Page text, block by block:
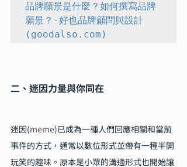
品牌願景是什麼？如何撰寫品牌
願景？-好也品牌顧問與設計
(goodalso.com)
二、迷因力量與你同在
迷因(meme)已成為一種人們回應相關和當前
事件的方式，通常以數位形式並帶有一種半開
玩笑的趣味。原本是小眾的溝通形式也開始讓